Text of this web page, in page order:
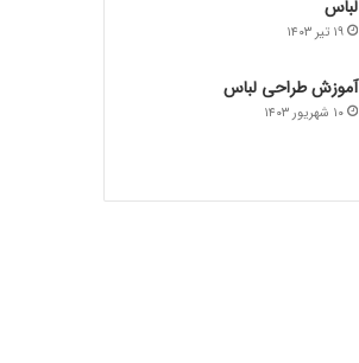
لباس
۱۹ تیر ۱۴۰۳
آموزش طراحی لباس
۱۰ شهریور ۱۴۰۳